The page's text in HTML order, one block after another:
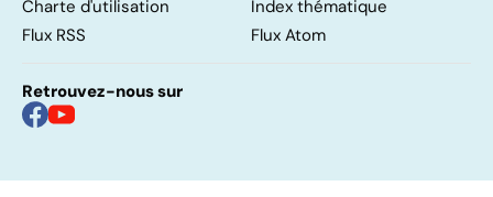
Charte d'utilisation
Index thématique
Flux RSS
Flux Atom
Retrouvez-nous sur